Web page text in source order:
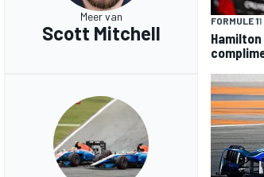
Meer van
Scott Mitchell
FORMULE 1